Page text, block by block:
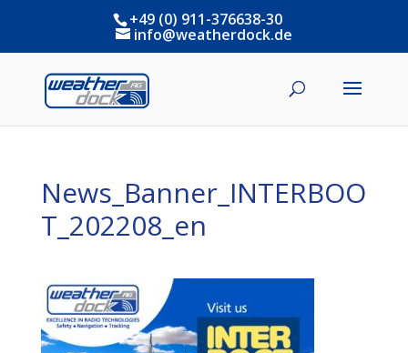
+49 (0) 911-376638-30
info@weatherdock.de
News_Banner_INTERBOO
T_202208_en